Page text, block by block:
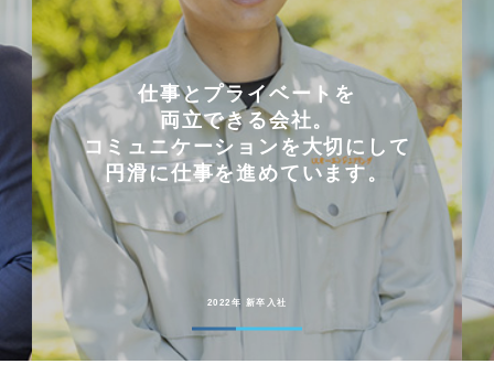
会社を選んだ理由は
「これまでに働いた経験が
いかせるから」。
能動的に行動することが
好きな人には
向いている仕事です。
2022年 中途入社